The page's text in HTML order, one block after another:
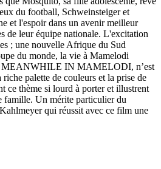
du football, Schweinsteiger et
et l'espoir dans un avenir meilleur
de leur équipe nationale. L'excitation
; une nouvelle Afrique du Sud
du monde, la vie à Mamelodi
MEANWHILE IN MAMELODI, n’est
palette de couleurs et la prise de
ce thème si lourd à porter et illustrent
famille. Un mérite particulier du
qui réussit avec ce film une